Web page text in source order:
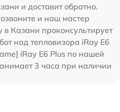
и доставит обратно.
и наш мастер
в Казани проконсультирует
над тепловизора iRay E6
iRay E6 Plus по нашей
3 часа при наличии